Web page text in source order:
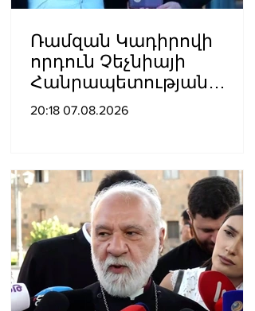
Ռամզան Կադիրովի
որդուն Չեչնիայի
Հանրապետության
հերոսի կոչում են
20:18 07.08.2026